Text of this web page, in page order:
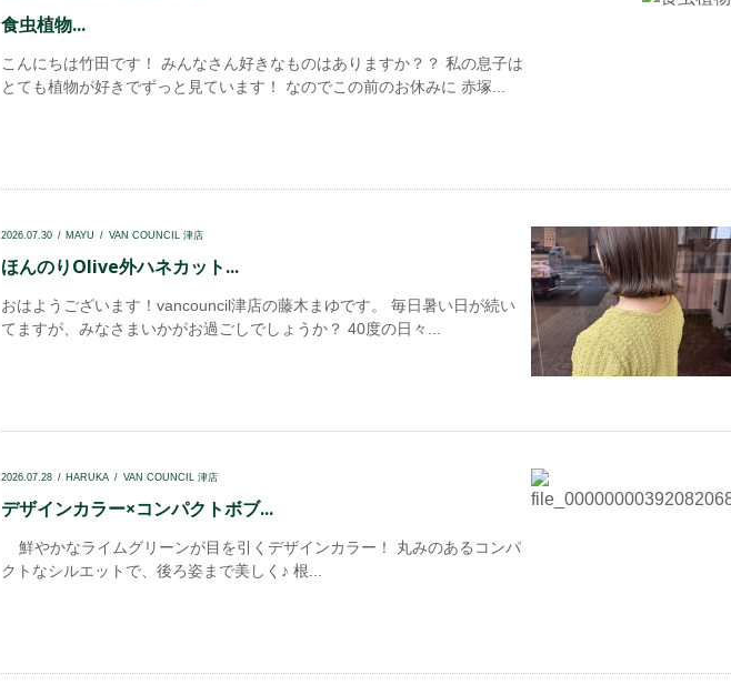
食虫植物...
こんにちは竹田です！ みんなさん好きなものはありますか？？ 私の息子は
とても植物が好きでずっと見ています！ なのでこの前のお休みに 赤塚...
2026.07.30 MAYU VAN COUNCIL 津店
ほんのりOlive外ハネカット...
おはようございます！vancouncil津店の藤木まゆです。 毎日暑い日が続い
てますが、みなさまいかがお過ごしでしょうか？ 40度の日々...
2026.07.28 HARUKA VAN COUNCIL 津店
デザインカラー×コンパクトボブ...
鮮やかなライムグリーンが目を引くデザインカラー！ 丸みのあるコンパ
クトなシルエットで、後ろ姿まで美しく♪ 根...